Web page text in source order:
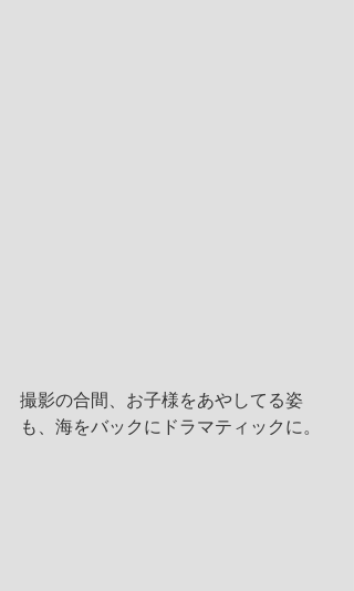
撮影の合間、お子様をあやしてる姿
も、海をバックにドラマティックに。